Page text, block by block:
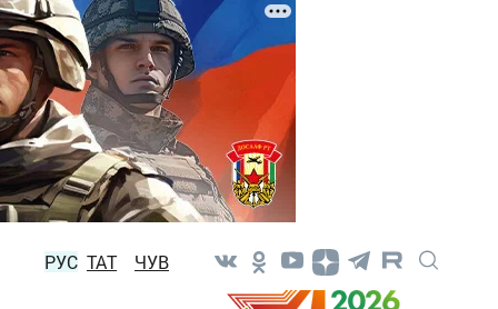
РУС ТАТ ЧУВ